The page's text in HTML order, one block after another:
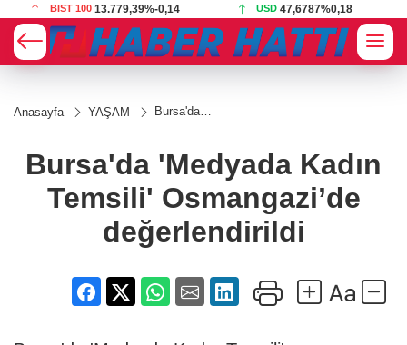
BIST 100 13.779,39%-0,14 USD 47,6787%0,18
Anasayfa YAŞAM
Bursa'da
Osmangazi’de
değerlendirildi
Bursa'da 'Medyada Kadın
Temsili' Osmangazi’de
değerlendirildi